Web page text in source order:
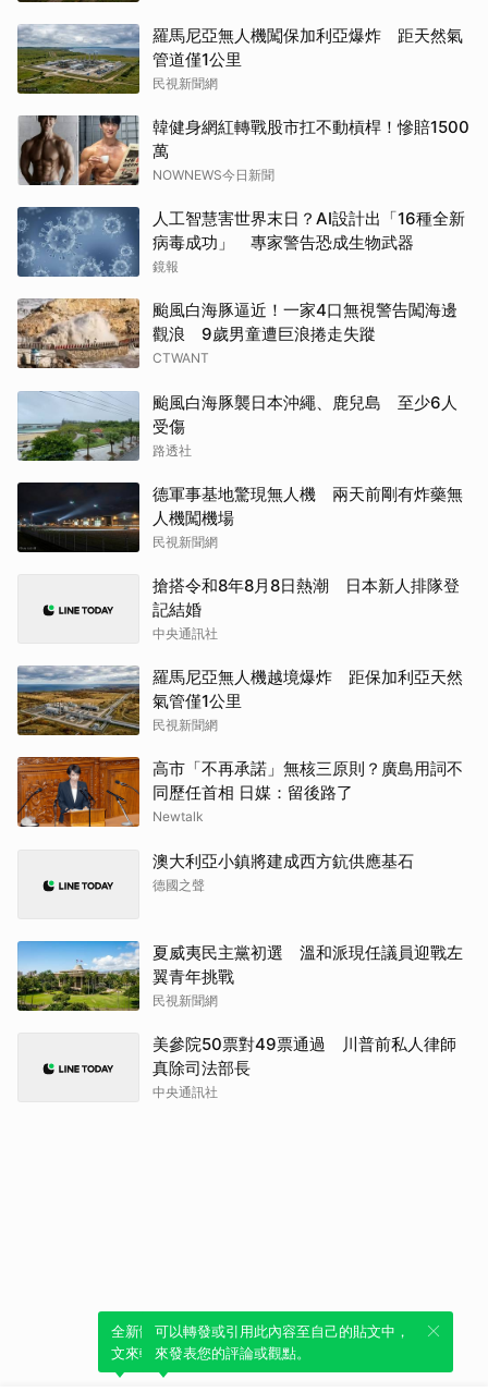
羅馬尼亞無人機闖保加利亞爆炸 距天然氣
管道僅1公里
民視新聞網
韓健身網紅轉戰股市扛不動槓桿！慘賠1500
萬
NOWNEWS今日新聞
人工智慧害世界末日？AI設計出「16種全新
病毒成功」 專家警告恐成生物武器
鏡報
颱風白海豚逼近！一家4口無視警告闖海邊
觀浪 9歲男童遭巨浪捲走失蹤
CTWANT
颱風白海豚襲日本沖繩、鹿兒島 至少6人
受傷
路透社
德軍事基地驚現無人機 兩天前剛有炸藥無
人機闖機場
民視新聞網
搶搭令和8年8月8日熱潮 日本新人排隊登
記結婚
中央通訊社
羅馬尼亞無人機越境爆炸 距保加利亞天然
氣管僅1公里
民視新聞網
高市「不再承諾」無核三原則？廣島用詞不
同歷任首相 日媒：留後路了
Newtalk
澳大利亞小鎮將建成西方鈧供應基石
德國之聲
夏威夷民主黨初選 溫和派現任議員迎戰左
翼青年挑戰
民視新聞網
美參院50票對49票通過 川普前私人律師
真除司法部長
中央通訊社
全新體驗！一鍵引用此內容，透過發布貼
文來輕鬆表達個人立場。
可以轉發或引用此內容至自己的貼文中，
來發表您的評論或觀點。